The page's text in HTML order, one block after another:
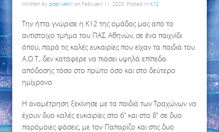
Written by popi vekri on February 11, 2025. Posted in K12
Την ήττα γνώρισε η Κ12 της ομάδας μας από το
αντίστοιχο τμήμα του ΠΑΣ Αθηνών, σε ένα παιχνίδι
όπου, παρά τις καλές ευκαιρίες που είχαν τα παιδιά του
Α.Ο.Τ., δεν κατάφερε να πιάσει υψηλά επίπεδα
απόδοσης τόσο στο πρώτο όσο και στο δεύτερο
ημίχρονο.
Η αναμέτρηση ξεκίνησε με τα παιδιά των Τραχώνων να
έχουν δυο καλές ευκαιρίες στο 6′ και στο 8′ σε δυο
παρόμοιες φάσεις, με τον Παπαρίζο και στις δυο